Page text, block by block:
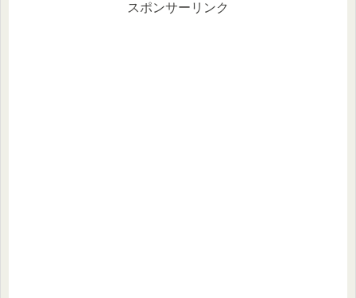
スポンサーリンク